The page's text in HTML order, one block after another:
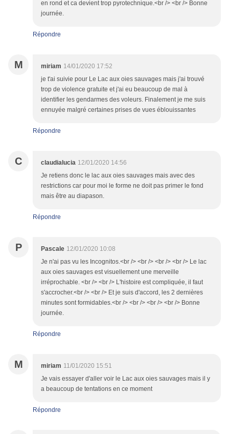
en rond et ca devient trop pyrotechnique.<br /> <br /> Bonne
journée.
Répondre
M miriam 14/01/2020 17:52
je t'ai suivie pour Le Lac aux oies sauvages mais j'ai trouvé
trop de violence gratuite et j'ai eu beaucoup de mal à
identifier les gendarmes des voleurs. Finalement je me suis
ennuyée malgré certaines prises de vues éblouissantes
Répondre
C claudialucia 12/01/2020 14:56
Je retiens donc le lac aux oies sauvages mais avec des
restrictions car pour moi le forme ne doit pas primer le fond
mais être au diapason.
Répondre
P Pascale 12/01/2020 10:08
Je n'ai pas vu les Incognitos.<br /> <br /> <br /> <br /> Le lac
aux oies sauvages est visuellement une merveille
irréprochable. <br /> <br /> L'histoire est compliquée, il faut
s'accrocher.<br /> <br /> Et je suis d'accord, les 2 dernières
minutes sont formidables.<br /> <br /> <br /> <br /> Bonne
journée.
Répondre
M miriam 11/01/2020 15:51
Je vais essayer d'aller voir le Lac aux oies sauvages mais il y
a beaucoup de tentations en ce moment
Répondre